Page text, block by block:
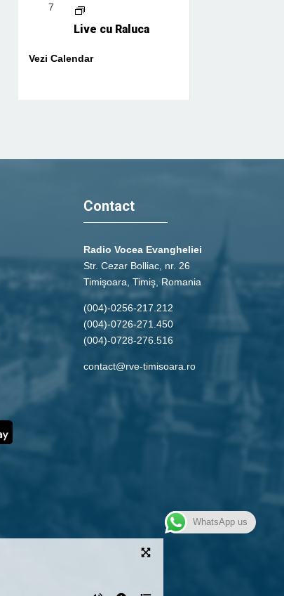
7
Live cu Raluca
Vezi Calendar
Contact
Radio Vocea Evangheliei
Str. Cezar Bolliac, nr. 26
Timişoara, Timiş, Romania
(004)-0256-217.212
(004)-0726-271.450
(004)-0728-276.516
contact@rve-timisoara.ro
WhatsApp us